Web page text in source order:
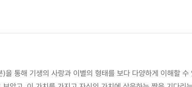
통해 기생의 사랑과 이별의 형태를 보다 다양하게 이해할 수